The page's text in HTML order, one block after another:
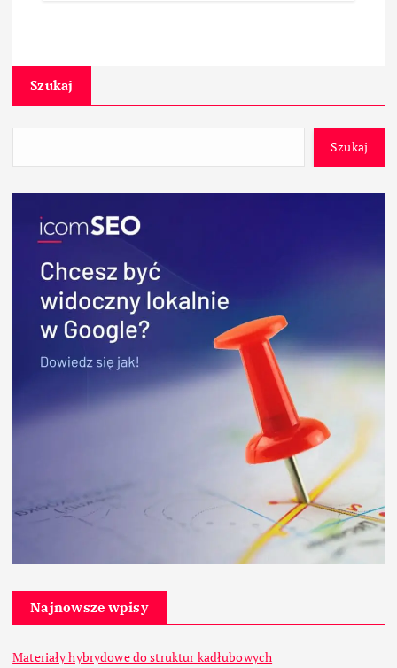
Szukaj
Szukaj
Najnowsze wpisy
Materiały hybrydowe do struktur kadłubowych